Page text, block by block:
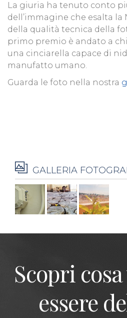
La giuria ha tenuto conto
dell’immagine che esalta la
della qualità tecnica della
primo premio è andato a
una cinciarella capace di
manufatto umano.
Guarda le foto nella nostra
GALLERIA
Scopri
essere